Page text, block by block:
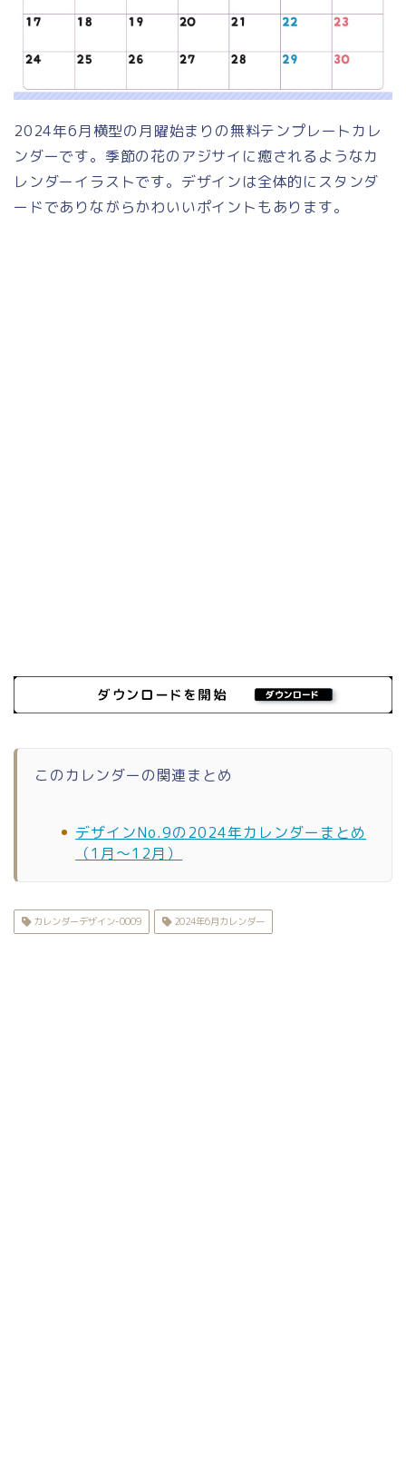
2024年6月横型の月曜始まりの無料テンプレートカレ
ンダーです。季節の花のアジサイに癒されるようなカ
レンダーイラストです。デザインは全体的にスタンダ
ードでありながらかわいいポイントもあります。
このカレンダーの関連まとめ
デザインNo.9の2024年カレンダーまとめ
（1月〜12月）
カレンダーデザイン-0009 2024年6月カレンダー